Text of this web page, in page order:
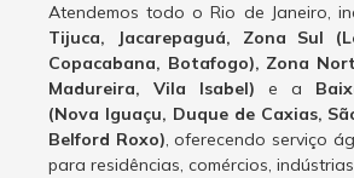
Atendemos todo o Rio de Janeiro,
Tijuca, Jacarepaguá, Zona Sul
Copacabana, Botafogo), Zona
Madureira, Vila Isabel) e a
(Nova Iguaçu, Duque de Caxias,
Belford Roxo), oferecendo serviço
para residências, comércios,